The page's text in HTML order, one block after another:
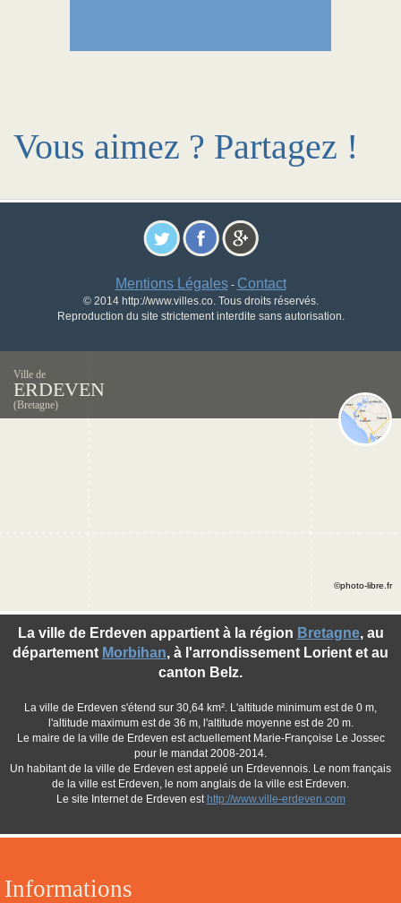
Vous aimez ? Partagez !
Mentions Légales- Contact
© 2014 http://www.villes.co. Tous droits réservés.
Reproduction du site strictement interdite sans autorisation.
Ville de
ERDEVEN
(Bretagne)
Informations
La ville de Erdeven appartient à la région Bretagne, au
département Morbihan, à l'arrondissement Lorient et au
canton Belz.
La ville de Erdeven s'étend sur 30,64 km². L'altitude minimum est de 0 m,
l'altitude maximum est de 36 m, l'altitude moyenne est de 20 m.
Le maire de la ville de Erdeven est actuellement Marie-Françoise Le Jossec
pour le mandat 2008-2014.
Un habitant de la ville de Erdeven est appelé un Erdevennois. Le nom français
de la ville est Erdeven, le nom anglais de la ville est Erdeven.
Le site Internet de Erdeven est http://www.ville-erdeven.com
©photo-libre.fr